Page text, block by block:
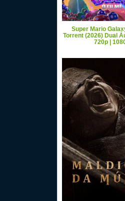
Super Mario
Torrent (2026) Dual
720p |